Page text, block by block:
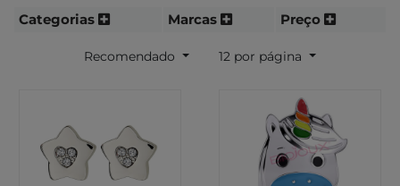
Categorias Marcas Preço
Recomendado 12 por página